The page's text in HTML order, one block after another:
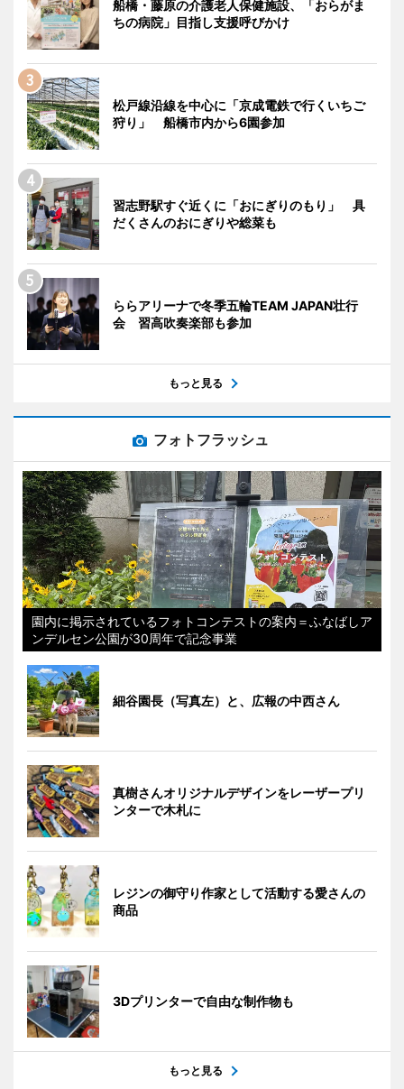
船橋・藤原の介護老人保健施設、「おらがま
ちの病院」目指し支援呼びかけ
松戸線沿線を中心に「京成電鉄で行くいちご
狩り」 船橋市内から6園参加
習志野駅すぐ近くに「おにぎりのもり」 具
だくさんのおにぎりや総菜も
ららアリーナで冬季五輪TEAM JAPAN壮行
会 習高吹奏楽部も参加
もっと見る
フォトフラッシュ
園内に掲示されているフォトコンテストの案内＝ふなばしア
ンデルセン公園が30周年で記念事業
細谷園長（写真左）と、広報の中西さん
真樹さんオリジナルデザインをレーザープリ
ンターで木札に
レジンの御守り作家として活動する愛さんの
商品
3Dプリンターで自由な制作物も
もっと見る